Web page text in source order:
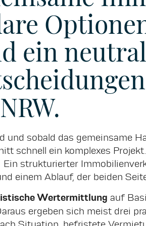
ein
und sobald das gemeinsame
schnell ein komplexes
strukturierter
einem Ablauf, der beiden
Wertermittlung auf
ergeben sich meist drei